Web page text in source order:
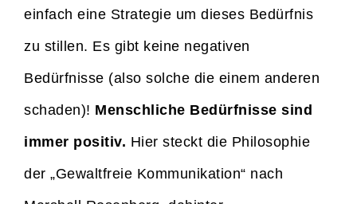
einfach eine Strategie um dieses Bedürfnis
zu stillen. Es gibt keine negativen
Bedürfnisse (also solche die einem anderen
schaden)! Menschliche Bedürfnisse sind
immer positiv. Hier steckt die Philosophie
der „Gewaltfreie Kommunikation“ nach